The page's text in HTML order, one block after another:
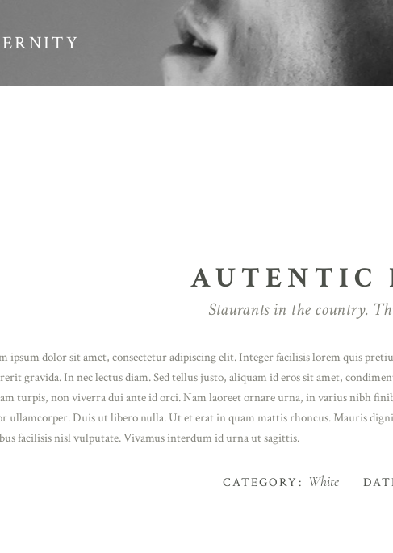
AUTENTIC
Staurants in the country.
ipsum dolor sit amet, consectetur adipiscing elit. Integer facilisis lorem quis
gravida. In nec lectus diam. Sed tellus justo, aliquam id eros sit amet,
turpis, non viverra dui ante id orci. Nam laoreet ornare urna, in varius nibh
ullamcorper. Duis ut libero nulla. Ut et erat in quam mattis rhoncus. Mauris
facilisis nisl vulputate. Vivamus interdum id urna ut sagittis.
CATEGORY: White